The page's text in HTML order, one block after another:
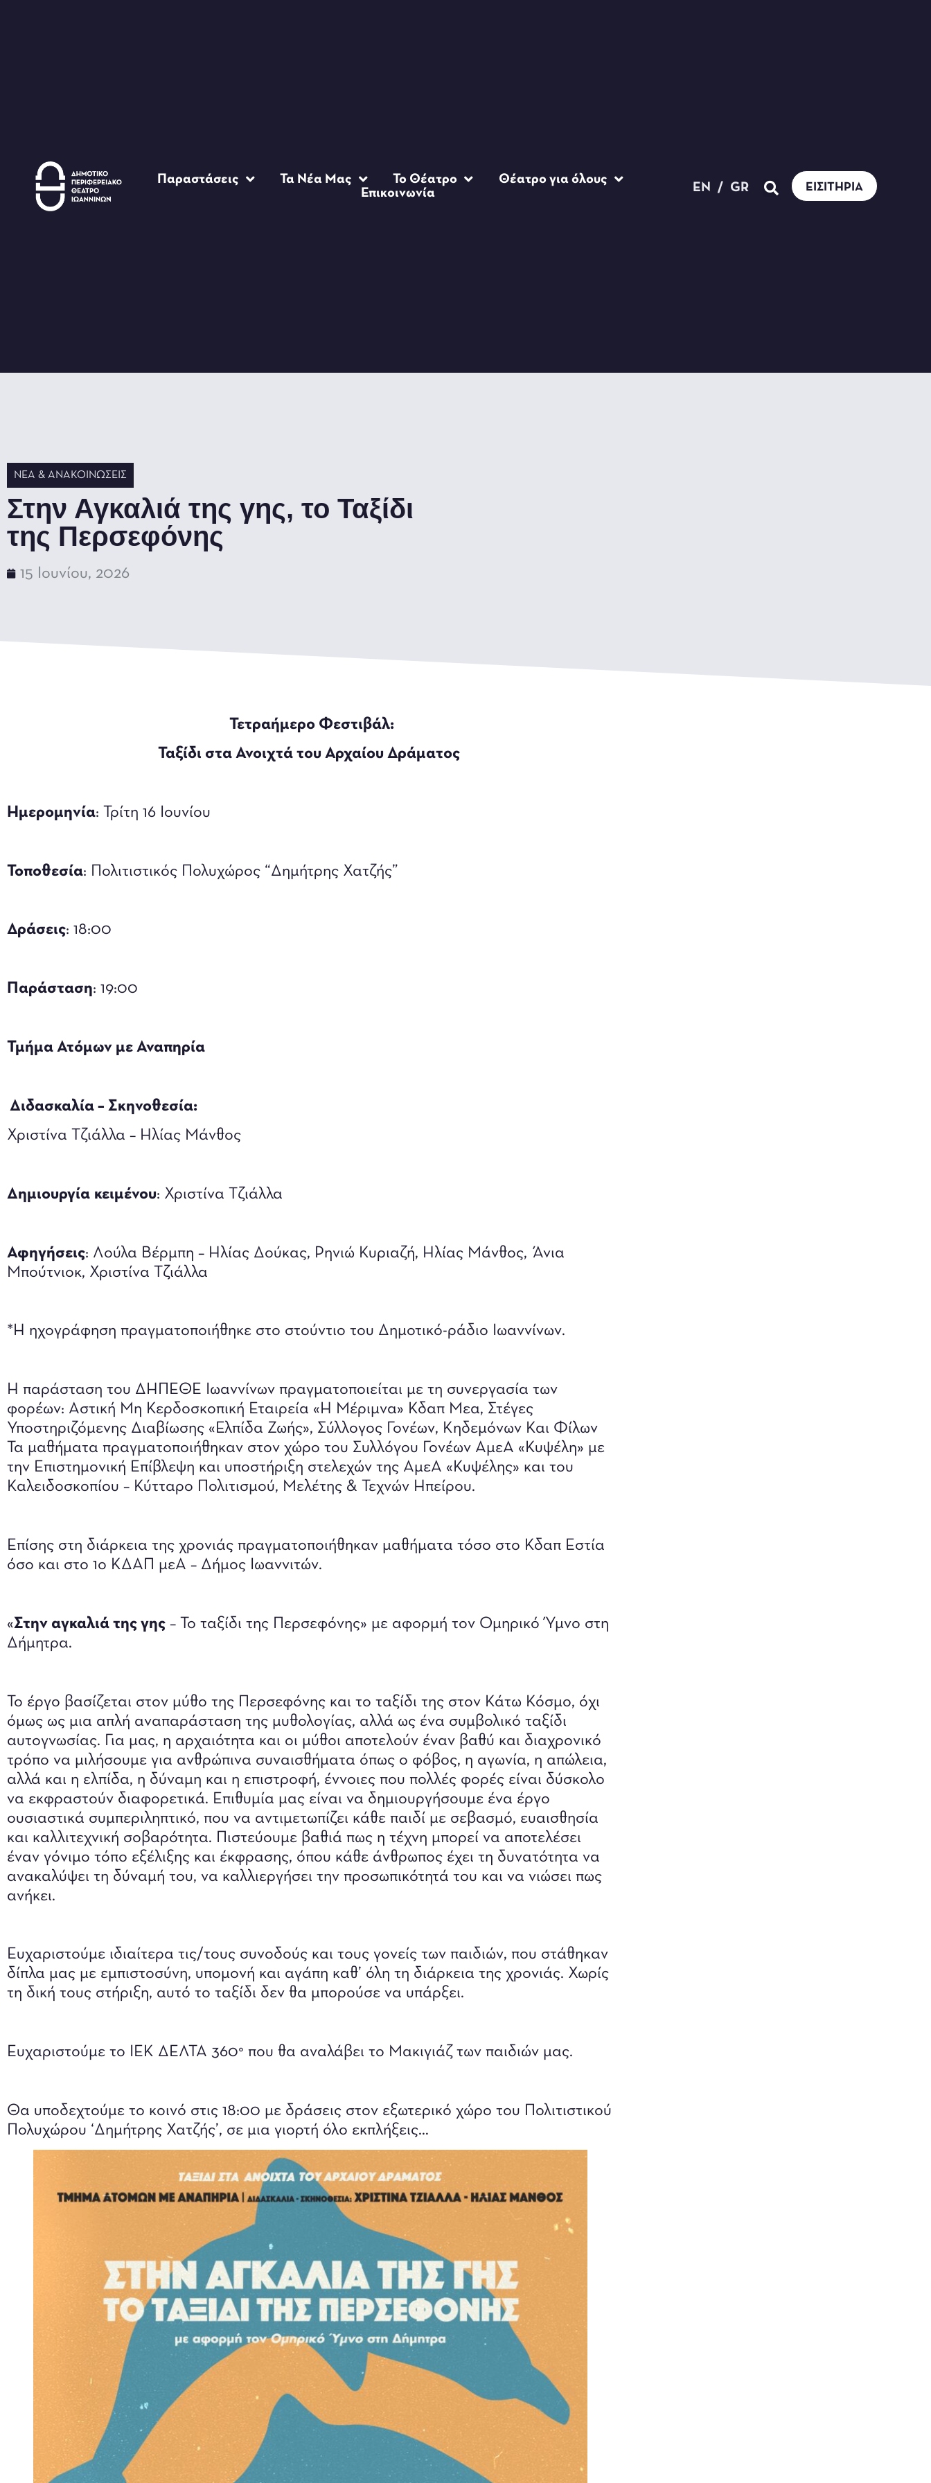
Παραστάσεις Τα Νέα Μας Το Θέατρο
Θέατρο για όλους
Επικοινωνία
EN / GR ΕΙΣΙΤΉΡΙΑ
ΝΈΑ & ΑΝΑΚΟΙΝΏΣΕΙΣ
Στην Αγκαλιά της γης, το Ταξίδι
της Περσεφόνης
15 Ιουνίου, 2026
Τετραήμερο Φεστιβάλ:
Ταξίδι στα Ανοιχτά του Αρχαίου Δράματος
Ημερομηνία: Τρίτη 16 Ιουνίου
Τοποθεσία: Πολιτιστικός Πολυχώρος “Δημήτρης Χατζής”
Δράσεις: 18:00
Παράσταση: 19:00
Τμήμα Ατόμων με Αναπηρία
Διδασκαλία – Σκηνοθεσία:
Χριστίνα Τζιάλλα – Ηλίας Μάνθος
Δημιουργία κειμένου: Χριστίνα Τζιάλλα
Αφηγήσεις: Λούλα Βέρμπη – Ηλίας Δούκας, Ρηνιώ Κυριαζή, Ηλίας Μάνθος, Άνια
Μπούτνιοκ, Χριστίνα Τζιάλλα
*Η ηχογράφηση πραγματοποιήθηκε στο στούντιο του Δημοτικό-ράδιο Ιωαννίνων.
Η παράσταση του ΔΗΠΕΘΕ Ιωαννίνων πραγματοποιείται με τη συνεργασία των
φορέων: Αστική Μη Κερδοσκοπική Εταιρεία «Η Μέριμνα» Κδαπ Μεα, Στέγες
Υποστηριζόμενης Διαβίωσης «Ελπίδα Ζωής», Σύλλογος Γονέων, Κηδεμόνων Και Φίλων
Τα μαθήματα πραγματοποιήθηκαν στον χώρο του Συλλόγου Γονέων ΑμεΑ «Κυψέλη» με
την Επιστημονική Επίβλεψη και υποστήριξη στελεχών της ΑμεΑ «Κυψέλης» και του
Καλειδοσκοπίου – Κύτταρο Πολιτισμού, Μελέτης & Τεχνών Ηπείρου.
Επίσης στη διάρκεια της χρονιάς πραγματοποιήθηκαν μαθήματα τόσο στο Κδαπ Εστία
όσο και στο 1o ΚΔΑΠ μεΑ – Δήμος Ιωαννιτών.
«Στην αγκαλιά της γης – Το ταξίδι της Περσεφόνης» με αφορμή τον Ομηρικό Ύμνο στη
Δήμητρα.
Το έργο βασίζεται στον μύθο της Περσεφόνης και το ταξίδι της στον Κάτω Κόσμο, όχι
όμως ως μια απλή αναπαράσταση της μυθολογίας, αλλά ως ένα συμβολικό ταξίδι
αυτογνωσίας. Για μας, η αρχαιότητα και οι μύθοι αποτελούν έναν βαθύ και διαχρονικό
τρόπο να μιλήσουμε για ανθρώπινα συναισθήματα όπως ο φόβος, η αγωνία, η απώλεια,
αλλά και η ελπίδα, η δύναμη και η επιστροφή, έννοιες που πολλές φορές είναι δύσκολο
να εκφραστούν διαφορετικά. Επιθυμία μας είναι να δημιουργήσουμε ένα έργο
ουσιαστικά συμπεριληπτικό, που να αντιμετωπίζει κάθε παιδί με σεβασμό, ευαισθησία
και καλλιτεχνική σοβαρότητα. Πιστεύουμε βαθιά πως η τέχνη μπορεί να αποτελέσει
έναν γόνιμο τόπο εξέλιξης και έκφρασης, όπου κάθε άνθρωπος έχει τη δυνατότητα να
ανακαλύψει τη δύναμή του, να καλλιεργήσει την προσωπικότητά του και να νιώσει πως
ανήκει.
Ευχαριστούμε ιδιαίτερα τις/τους συνοδούς και τους γονείς των παιδιών, που στάθηκαν
δίπλα μας με εμπιστοσύνη, υπομονή και αγάπη καθ’ όλη τη διάρκεια της χρονιάς. Χωρίς
τη δική τους στήριξη, αυτό το ταξίδι δεν θα μπορούσε να υπάρξει.
Ευχαριστούμε το ΙΕΚ ΔΕΛΤΑ 360° που θα αναλάβει το Μακιγιάζ των παιδιών μας.
Θα υποδεχτούμε το κοινό στις 18:00 με δράσεις στον εξωτερικό χώρο του Πολιτιστικού
Πολυχώρου ‘Δημήτρης Χατζής’, σε μια γιορτή όλο εκπλήξεις…